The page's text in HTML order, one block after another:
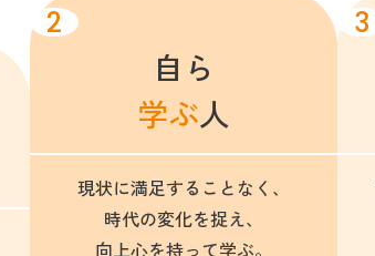
2
自ら
学ぶ人
現状に満足することなく、
時代の変化を捉え、
向上心を持って学ぶ。
3